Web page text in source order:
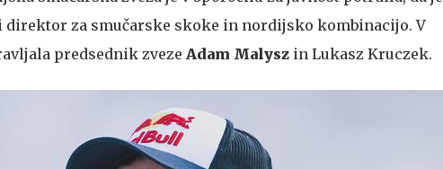
direktor za smučarske skoke in nordijsko kombinacijo. V
predsednik zveze Adam Malysz in Lukasz Kruczek.